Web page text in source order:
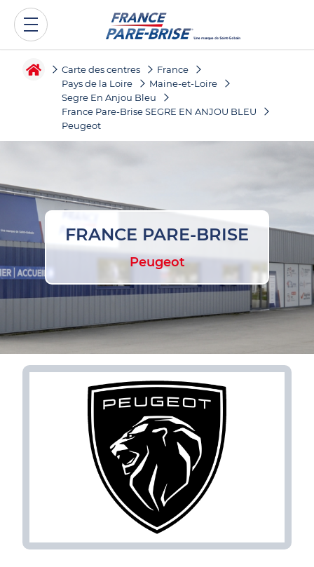
Carte des centres
France
Pays de la Loire
Maine-et-Loire
Segre En Anjou Bleu
France Pare-Brise SEGRE EN ANJOU BLEU
Peugeot
FRANCE PARE-BRISE
Peugeot